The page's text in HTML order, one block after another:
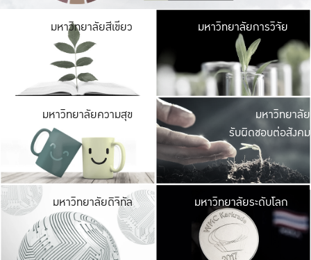
มหาวิทยาลัยสีเขียว มหาวิ
มีพื้นที่เขียวสดใส
เป็นป่าในเมือง เกษต
มหาวิทยาลัยการวิจัย
มหาวิทยาลัยความสุข มหาวิ
ค
เปิดประ
และพบเรื่องราวใ
มหาวิทยาลัย
รับผิดชอบต่อสังคม
มหาวิทยาลัยดิจิทัล มหาวิ
เปลี่ยนแปลง แล
เพื่อทำง
ระบบสารสนเทศ
มหาวิทยาลัยระดับโลก